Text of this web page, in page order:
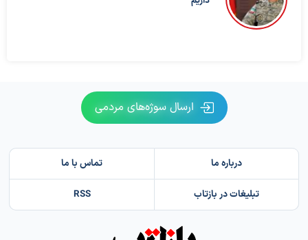
ارسال سوژه‌های مردمی
درباره ما تماس با ما
تبلیغات در بازتاب RSS